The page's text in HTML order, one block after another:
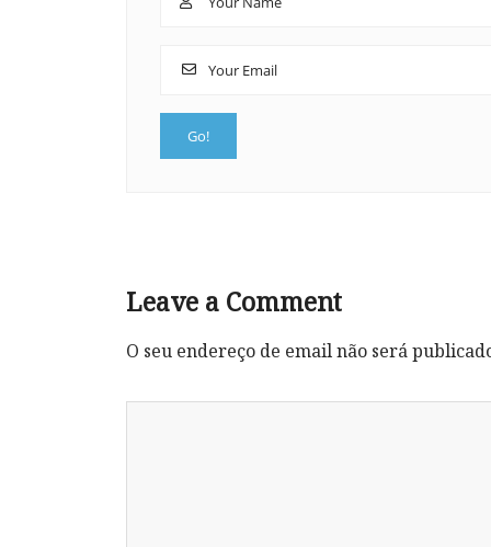
Leave a Comment
O seu endereço de email não será